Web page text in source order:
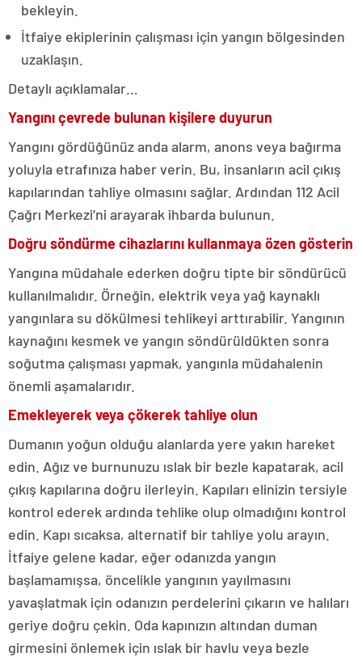
bekleyin.
İtfaiye ekiplerinin çalışması için yangın bölgesinden
uzaklaşın.
Detaylı açıklamalar…
Yangını çevrede bulunan kişilere duyurun
Yangını gördüğünüz anda alarm, anons veya bağırma
yoluyla etrafınıza haber verin. Bu, insanların acil çıkış
kapılarından tahliye olmasını sağlar. Ardından 112 Acil
Çağrı Merkezi’ni arayarak ihbarda bulunun.
Doğru söndürme cihazlarını kullanmaya özen gösterin
Yangına müdahale ederken doğru tipte bir söndürücü
kullanılmalıdır. Örneğin, elektrik veya yağ kaynaklı
yangınlara su dökülmesi tehlikeyi arttırabilir. Yangının
kaynağını kesmek ve yangın söndürüldükten sonra
soğutma çalışması yapmak, yangınla müdahalenin
önemli aşamalarıdır.
Emekleyerek veya çökerek tahliye olun
Dumanın yoğun olduğu alanlarda yere yakın hareket
edin. Ağız ve burnunuzu ıslak bir bezle kapatarak, acil
çıkış kapılarına doğru ilerleyin. Kapıları elinizin tersiyle
kontrol ederek ardında tehlike olup olmadığını kontrol
edin. Kapı sıcaksa, alternatif bir tahliye yolu arayın.
İtfaiye gelene kadar, eğer odanızda yangın
başlamamışsa, öncelikle yangının yayılmasını
yavaşlatmak için odanızın perdelerini çıkarın ve halıları
geriye doğru çekin. Oda kapınızın altından duman
girmesini önlemek için ıslak bir havlu veya bezle